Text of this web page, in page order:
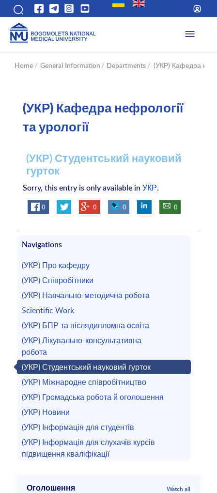
Home / General Information / Departments / (УКР) Кафедра
(УКР) Кафедра нефрології
та урології
(УКР) Студентський науковий
гурток
Sorry, this entry is only available in УКР.
0 0 0 0
Navigations
(УКР) Про кафедру
(УКР) Співробітники
(УКР) Навчально-методична робота
Scientific Work
(УКР) БПР та післядипломна освіта
(УКР) Лікувально-консультативна
робота
(УКР) Студентський науковий гурток
(УКР) Міжнародне співробітництво
(УКР) Громадська робота й оголошення
(УКР) Новини
(УКР) Інформація для студентів
(УКР) Інформація для слухачів курсів
підвищення кваліфікації
Оголошення Watch all